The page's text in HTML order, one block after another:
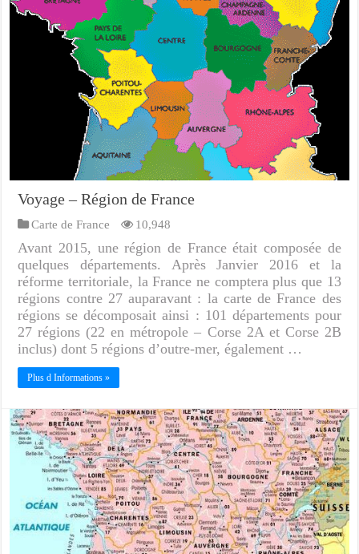
Voyage – Région de France
Carte de France 10,948
Avant 2015, une région de France était composée de
quelques départements. Après Janvier 2016 et la
réforme territoriale, la France ne comptera plus que 13
régions contre 27 auparavant : la carte de France des
régions se décomposait ainsi : 101 départements pour
27 régions (22 en métropole – Corse 2A et Corse 2B
inclus) dont 5 régions d’outre-mer, également …
Plus d Informations »